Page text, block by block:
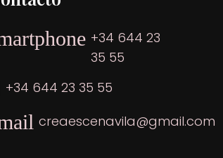
+34 644 23
35 55
+34 644 23 35 55
creaescenavila@gmail.com